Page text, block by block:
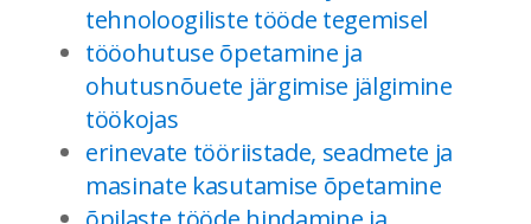
tehnoloogiliste tööde tegemisel
tööohutuse õpetamine ja
ohutusnõuete järgimise jälgimine
töökojas
erinevate tööriistade, seadmete ja
masinate kasutamise õpetamine